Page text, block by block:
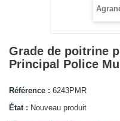
Grade de poitrine
Principal Police
Référence : 6243PMR
État : Nouveau produit